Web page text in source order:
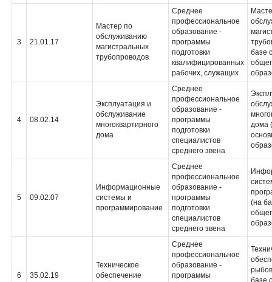
3 21.01.17
Мастер по
обслуживанию
магистральных
трубопроводов
Среднее
профессиональное
образование -
программы
подготовки
квалифицированных
рабочих, служащих
базе
4 08.02.14
Эксплуатация и
обслуживание
многоквартирного
дома
Среднее
профессиональное
образование -
программы
подготовки
специалистов
среднего звена
дома
5 09.02.07
Информационные
системы и
программирование
Среднее
профессиональное
образование -
программы
подготовки
специалистов
среднего звена
(на
6 35.02.19
Техническое
обеспечение
Среднее
профессиональное
образование -
программы
базе